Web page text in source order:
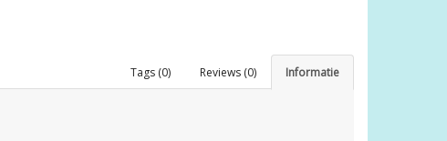
Informatie
Reviews (0)
Tags (0)